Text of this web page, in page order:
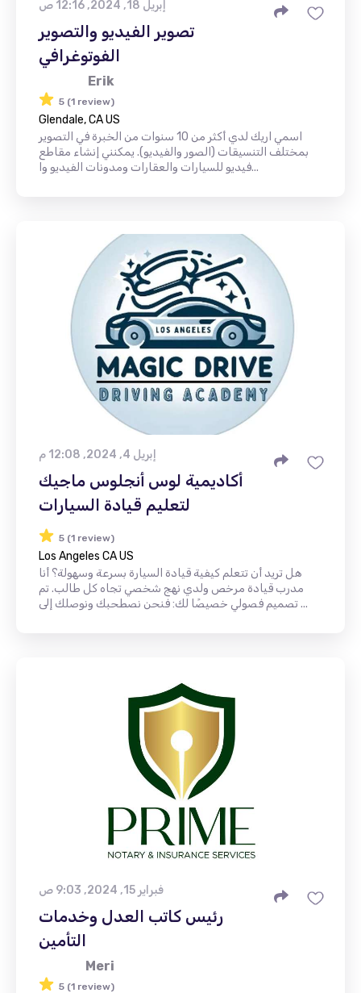
إبريل 18, 2024, 12:16 ص
تصوير الفيديو والتصوير
الفوتوغرافي
Erik
5 (1 review)
Glendale, CA US
اسمي اريك لدي أكثر من 10 سنوات من الخبرة في التصوير
بمختلف التنسيقات (الصور والفيديو). يمكنني إنشاء مقاطع
فيديو للسيارات والعقارات ومدونات الفيديو وا...
إبريل 4, 2024, 12:08 م
أكاديمية لوس أنجلوس ماجيك
لتعليم قيادة السيارات
5 (1 review)
Los Angeles CA US
هل تريد أن تتعلم كيفية قيادة السيارة بسرعة وسهولة؟ أنا
مدرب قيادة مرخص ولدي نهج شخصي تجاه كل طالب. تم
تصميم فصولي خصيصًا لك: فنحن نصطحبك ونوصلك إلى ...
فبراير 15, 2024, 9:03 ص
رئيس كاتب العدل وخدمات
التأمين
Meri
5 (1 review)